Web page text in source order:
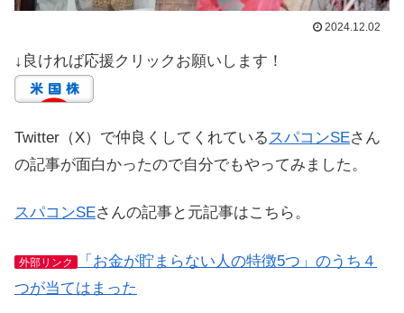
2024.12.02
↓良ければ応援クリックお願いします！
Twitter（X）で仲良くしてくれている スパコンSEさん
の記事が面白かったので自分でもやってみました。
スパコンSEさんの記事と元記事はこちら。
外部リンク
「お金が貯まらない人の特徴5つ」のうち４
つが当てはまった